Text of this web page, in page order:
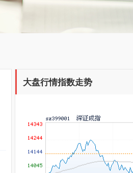
大盘行情指数走势
深证成指 14110.12